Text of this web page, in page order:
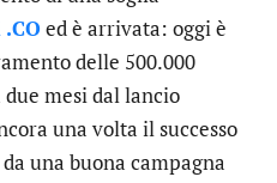
ed è arrivata: oggi è
delle 500.000
mesi dal lancio
una volta il successo
una buona campagna